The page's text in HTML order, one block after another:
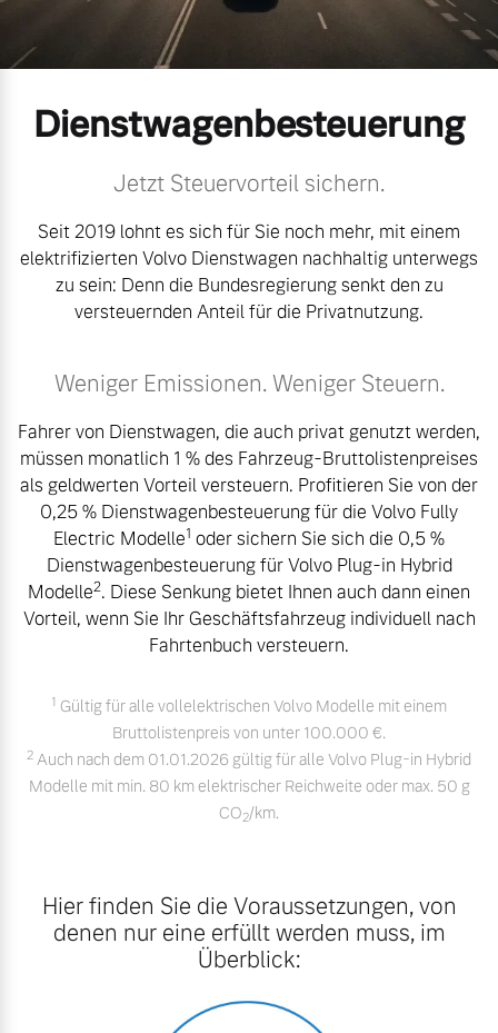
Mild-Hybrid
Geschäftskunden
Editionsmodelle
Angebot anfragen
Fahrzeug konfigurieren
Sofort verfügbare Fahrzeuge
Volvo Selekt
Gebrauchtwagen
Die Neuwagenalternative
Editionsmodelle
Volvo Gebrauchtwagenbörse
Volvo kauft Ihr Auto
Aktuelle Zubehörangebote
Zubehörkatalog
Service by Volvo
Sie erhalten bei uns eine
Vielzahl von Original
Volvo Winter- und
Sommer Kompletträder.
Bitte sprechen Sie uns
direkt an.
Mehr erfahren
Frühjahrscheck
Entdecken Sie unsere
saisonalen Angebote.
Finanzierung & Leasing
Kontakt und Anfahrt
Dienstwagenbesteuerung
Jetzt Steuervorteil sichern.
Seit 2019 lohnt es sich für Sie noch mehr, mit einem
elektrifizierten Volvo Dienstwagen nachhaltig unterwegs
zu sein: Denn die Bundesregierung senkt den zu
versteuernden Anteil für die Privatnutzung.
Weniger Emissionen. Weniger Steuern.
Fahrer von Dienstwagen, die auch privat genutzt werden,
müssen monatlich 1 % des Fahrzeug-Bruttolistenpreises
als geldwerten Vorteil versteuern. Profitieren Sie von der
0,25 % Dienstwagenbesteuerung für die Volvo Fully
Electric Modelle1 oder sichern Sie sich die 0,5 %
Dienstwagenbesteuerung für Volvo Plug-in Hybrid
Modelle2. Diese Senkung bietet Ihnen auch dann einen
Vorteil, wenn Sie Ihr Geschäftsfahrzeug individuell nach
Fahrtenbuch versteuern.
1 Gültig für alle vollelektrischen Volvo Modelle mit einem
Bruttolistenpreis von unter 100.000 €.
2 Auch nach dem 01.01.2026 gültig für alle Volvo Plug-in Hybrid
Modelle mit min. 80 km elektrischer Reichweite oder max. 50 g
CO2/km.
Hier finden Sie die Voraussetzungen, von
denen nur eine erfüllt werden muss, im
Überblick: